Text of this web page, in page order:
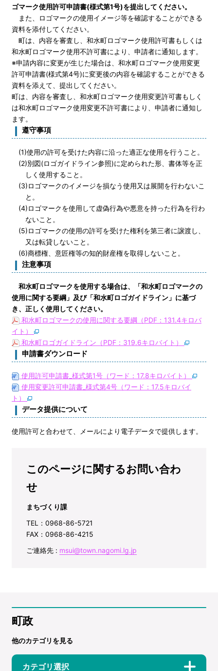
ゴマーク使用許可申請書(様式第1号)を提出してください。
また、ロゴマークの使用イメージ等を確認することができる
資料を添付してください。
町は、内容を審査し、和水町ロゴマーク使用許可書もしくは
和水町ロゴマーク使用不許可書により、申請者に通知します。
※申請内容に変更が生じた場合は、和水町ロゴマーク使用変更
許可申請書(様式第4号)に変更後の内容を確認することができる
資料を添えて、提出してください。
町は、内容を審査し、和水町ロゴマーク使用変更許可書もしく
は和水町ロゴマーク使用変更不許可書により、申請者に通知し
ます。
遵守事項
(1)使用の許可を受けた内容に沿った適正な使用を行うこと。
(2)別図(ロゴガイドライン参照)に定められた形、書体等を正
しく使用すること。
(3)ロゴマークのイメージを損なう使用又は展開を行わないこ
と。
(4)ロゴマークを使用して虚偽行為や悪意を持った行為を行わ
ないこと。
(5)ロゴマークの使用の許可を受けた権利を第三者に譲渡し、
又は転貸しないこと。
(6)商標権、意匠権等の知的財産権を取得しないこと。
注意事項
和水町ロゴマークを使用する場合は、「和水町ロゴマークの
使用に関する要綱」及び「和水町ロゴガイドライン」に基づ
き、正しく使用してください。
和水町ロゴマークの使用に関する要綱（PDF：131.4キロバ
イト）
和水町ロゴガイドライン（PDF：319.6キロバイト）
申請書ダウンロード
使用許可申請書_様式第1号（ワード：17.8キロバイト）
使用変更許可申請書_様式第4号（ワード：17.5キロバイ
ト）
データ提供について
使用許可と合わせて、メールにより電子データで提供します。
このページに関するお問い合わ
せ
まちづくり課
TEL：0968-86-5721
FAX：0968-86-4215
ご連絡先 : msui@town.nagomi.lg.jp
町政
他のカテゴリを見る
カテゴリ選択